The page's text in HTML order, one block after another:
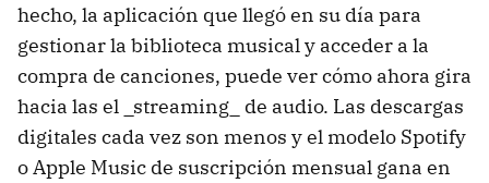
hecho, la aplicación que llegó en su día para
gestionar la biblioteca musical y acceder a la
compra de canciones, puede ver cómo ahora gira
hacia las el _streaming_ de audio. Las descargas
digitales cada vez son menos y el modelo Spotify
o Apple Music de suscripción mensual gana en